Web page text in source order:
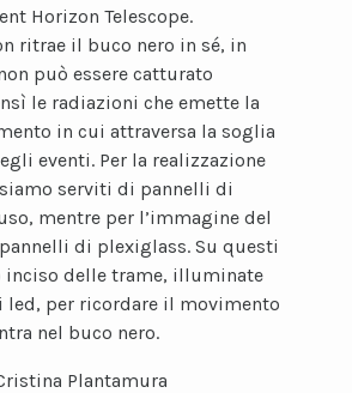
Horizon Telescope.
ritrae il buco nero in sé, in
può essere catturato
le radiazioni che emette la
in cui attraversa la soglia
eventi. Per la realizzazione
serviti di pannelli di
mentre per l’immagine del
di plexiglass. Su questi
delle trame, illuminate
led, per ricordare il movimento
nel buco nero.
Plantamura